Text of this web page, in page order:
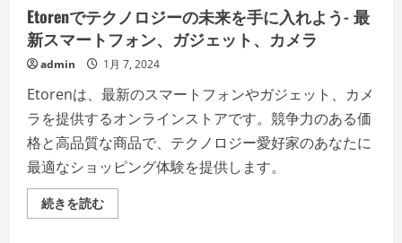
Etorenでテクノロジーの未来を手に入れよう- 最
新スマートフォン、ガジェット、カメラ
admin 1月 7, 2024
Etorenは、最新のスマートフォンやガジェット、カメ
ラを提供するオンラインストアです。競争力のある価
格と高品質な商品で、テクノロジー愛好家のあなたに
最適なショッピング体験を提供します。
続きを読むEtoren
で